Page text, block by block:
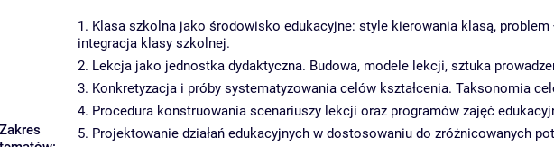
Zakres
1. Klasa szkolna jako środowisko edukacyjne: style kierowania klasą,
integracja klasy szkolnej.
2. Lekcja jako jednostka dydaktyczna. Budowa, modele lekcji, sztuka
3. Konkretyzacja i próby systematyzowania celów kształcenia. Taksonomia
4. Procedura konstruowania scenariuszy lekcji oraz programów zajęć
5. Projektowanie działań edukacyjnych w dostosowaniu do zróżnicowanych